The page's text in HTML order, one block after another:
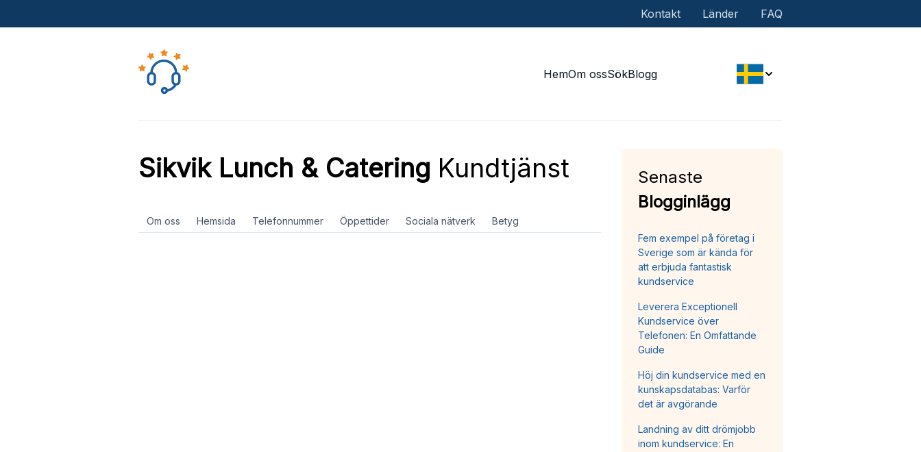
Kontakt Länder FAQ
HemOm ossSökBlogg
Sikvik Lunch & Catering Kundtjänst
Om oss Hemsida Telefonnummer Öppettider Sociala nätverk Betyg
Senaste
Blogginlägg
Fem exempel på företag i
Sverige som är kända för
att erbjuda fantastisk
kundservice
Leverera Exceptionell
Kundservice över
Telefonen: En Omfattande
Guide
Höj din kundservice med en
kunskapsdatabas: Varför
det är avgörande
Landning av ditt drömjobb
inom kundservice: En